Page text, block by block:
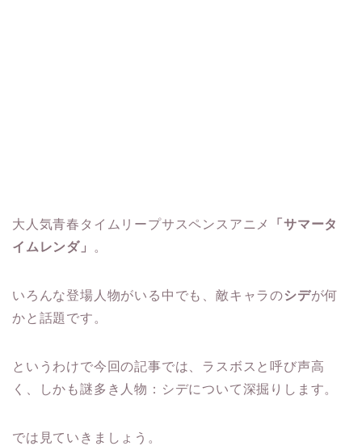
大人気青春タイムリープサスペンスアニメ
「サマータ
イムレンダ」
。
いろんな登場人物がいる中でも、敵キャラのシデが何
かと話題です。
というわけで今回の記事では、ラスボスと呼び声高
く、しかも謎多き人物：シデについて深掘りします。
では見ていきましょう。